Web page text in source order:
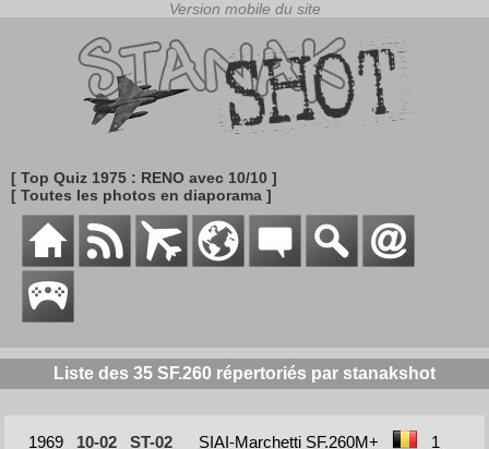
[ Top Quiz 1975 : RENO avec 10/10 ]
[ Toutes les photos en diaporama ]
Liste des 35 SF.260 répertoriés par stanakshot
1969 10-02 ST-02 SIAI-Marchetti SF.260M+
1